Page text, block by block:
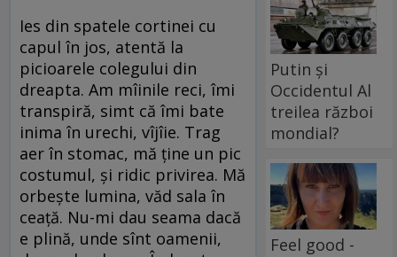
Ies din spatele cortinei cu
capul în jos, atentă la
picioarele colegului din
dreapta. Am mîinile reci, îmi
transpiră, simt că îmi bate
inima în urechi, vîjîie. Trag
aer în stomac, mă ține un pic
costumul, și ridic privirea. Mă
orbește lumina, văd sala în
ceață. Nu-mi dau seama dacă
e plină, unde sînt oamenii,
Putin și
Occidentul Al
treilea război
mondial?
Feel good -